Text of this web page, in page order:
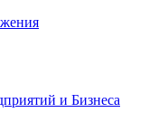
и Бизнеса